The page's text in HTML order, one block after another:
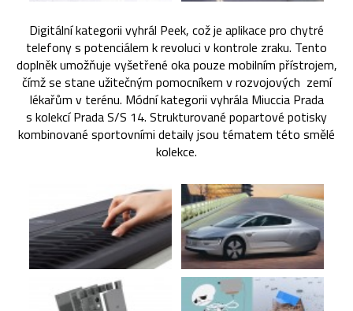
Digitální kategorii vyhrál Peek, což je aplikace pro chytré
telefony s potenciálem k revoluci v kontrole zraku. Tento
doplněk umožňuje vyšetřené oka pouze mobilním přístrojem,
čímž se stane užitečným pomocníkem v rozvojových zemí
lékařům v terénu. Módní kategorii vyhrála Miuccia Prada
s kolekcí Prada S/S 14. Strukturované popartové potisky
kombinované sportovními detaily jsou tématem této smělé
kolekce.